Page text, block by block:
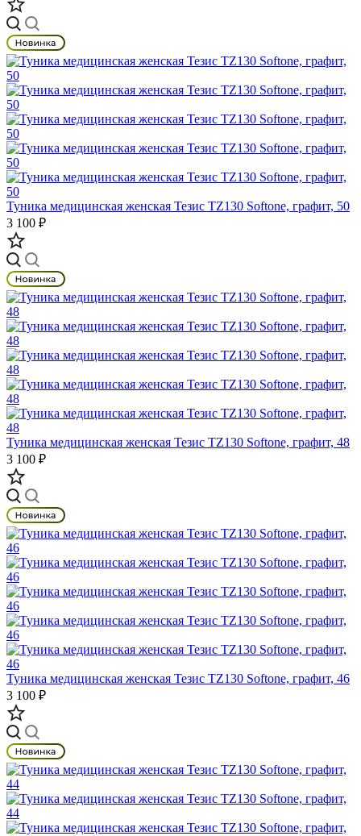
Туника медицинская женская Тезис TZ130 Softone, графит, 50
3 100 ₽
Туника медицинская женская Тезис TZ130 Softone, графит, 48
3 100 ₽
Туника медицинская женская Тезис TZ130 Softone, графит, 46
3 100 ₽